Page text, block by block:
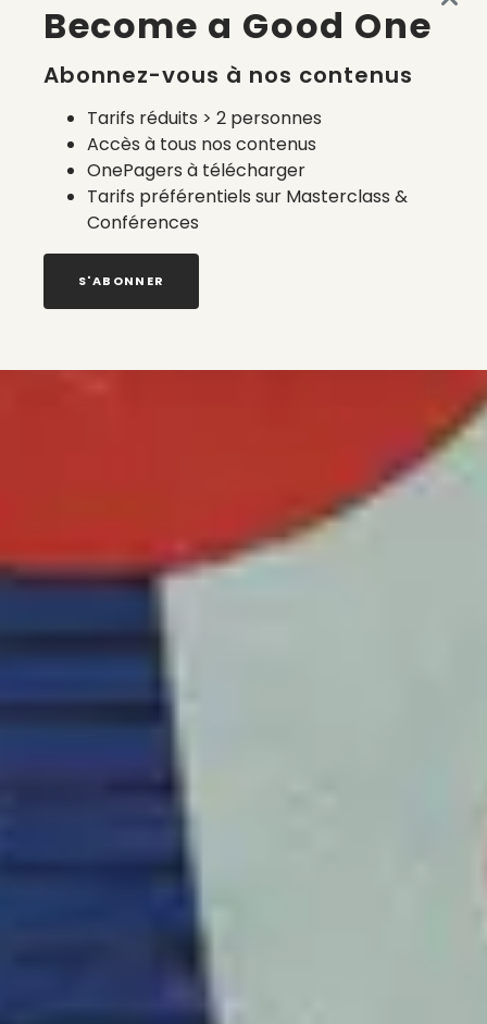
Become a Good One
Abonnez-vous à nos contenus
Tarifs réduits > 2 personnes
Accès à tous nos contenus
OnePagers à télécharger
Tarifs préférentiels sur Masterclass &
Conférences
S'ABONNER